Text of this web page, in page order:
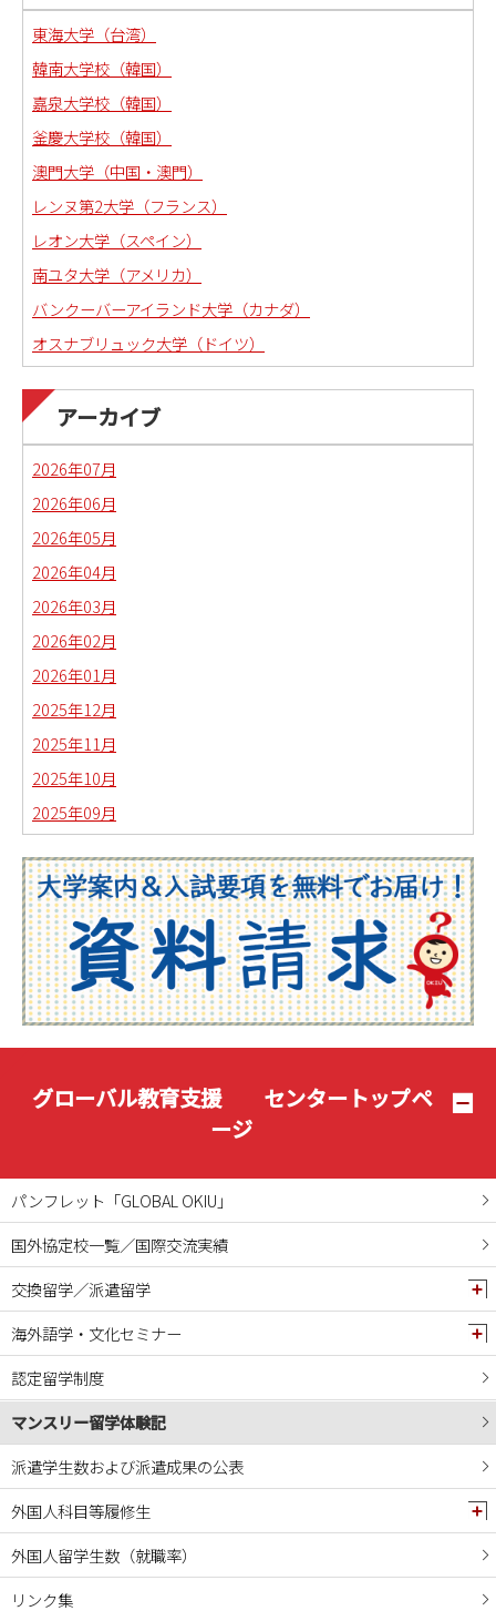
東海大学（台湾）
韓南大学校（韓国）
嘉泉大学校（韓国）
釜慶大学校（韓国）
澳門大学（中国・澳門）
レンヌ第2大学（フランス）
レオン大学（スペイン）
南ユタ大学（アメリカ）
バンクーバーアイランド大学（カナダ）
オスナブリュック大学（ドイツ）
アーカイブ
2026年07月
2026年06月
2026年05月
2026年04月
2026年03月
2026年02月
2026年01月
2025年12月
2025年11月
2025年10月
2025年09月
2025年07月
2025年06月
2025年05月
2025年04月
2025年03月
2025年02月
2025年01月
2024年10月
2024年09月
2024年08月
2024年07月
2024年06月
2024年05月
2024年04月
2024年03月
2024年02月
2024年01月
2023年12月
2023年11月
2023年10月
グローバル教育支援 センタートップペ
ージ
パンフレット「GLOBAL OKIU」
国外協定校一覧／国際交流実績
交換留学／派遣留学
海外語学・文化セミナー
認定留学制度
マンスリー留学体験記
派遣学生数および派遣成果の公表
外国人科目等履修生
外国人留学生数（就職率）
リンク集